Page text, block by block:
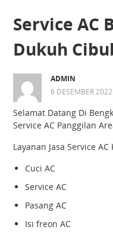
Service AC
Dukuh
ADMIN
6 DESEMBER 2022
Selamat Datang Di
Service AC Panggilan
Layanan Jasa Service AC
Cuci AC
Service AC
Pasang AC
Isi freon AC